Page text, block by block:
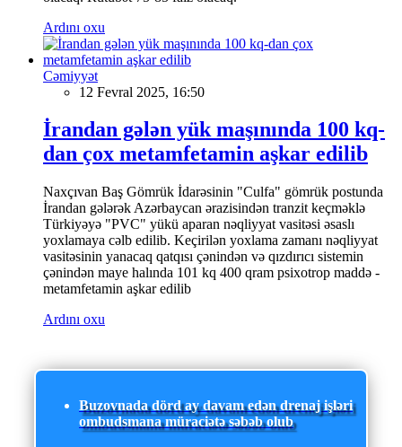
Ardını oxu
Cəmiyyət
12 Fevral 2025, 16:50
İrandan gələn yük maşınında 100 kq-
dan çox metamfetamin aşkar edilib
Naxçıvan Baş Gömrük İdarəsinin "Culfa" gömrük postunda
İrandan gələrək Azərbaycan ərazisindən tranzit keçməklə
Türkiyəyə "PVC" yükü aparan nəqliyyat vasitəsi əsaslı
yoxlamaya cəlb edilib. Keçirilən yoxlama zamanı nəqliyyat
vasitəsinin yanacaq qatqısı çənindən və qızdırıcı sistemin
çənindən maye halında 101 kq 400 qram psixotrop maddə -
metamfetamin aşkar edilib
Ardını oxu
Buzovnada dörd ay davam edən drenaj işləri
ombudsmana müraciətə səbəb olub